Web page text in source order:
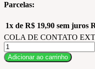
Parcelas:
1x de R$ 19,90 sem juros
COLA DE CONTATO
Adicionar ao carrinho